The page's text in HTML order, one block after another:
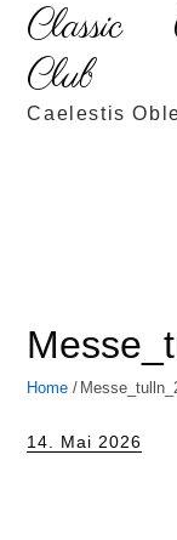
Classic
Club
Caelestis
Home
Posted
14. Mai 2026